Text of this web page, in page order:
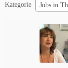
Kategorie Jobs in